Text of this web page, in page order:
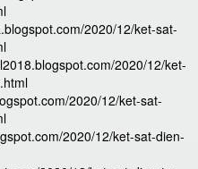
2020/12/ket-sat-
2020/12/ket-
2020/12/ket-sat-
2020/12/ket-sat-dien-